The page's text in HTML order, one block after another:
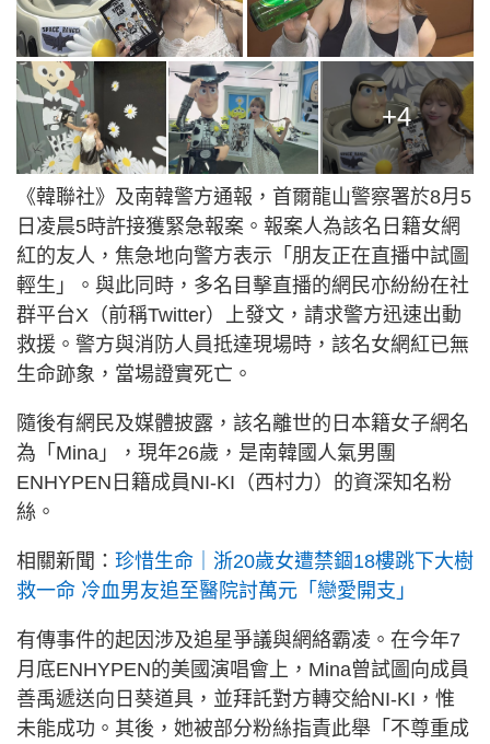
+4
《韓聯社》及南韓警方通報，首爾龍山警察署於8月5
日凌晨5時許接獲緊急報案。報案人為該名日籍女網
紅的友人，焦急地向警方表示「朋友正在直播中試圖
輕生」。與此同時，多名目擊直播的網民亦紛紛在社
群平台X（前稱Twitter）上發文，請求警方迅速出動
救援。警方與消防人員抵達現場時，該名女網紅已無
生命跡象，當場證實死亡。
隨後有網民及媒體披露，該名離世的日本籍女子網名
為「Mina」，現年26歲，是南韓國人氣男團
ENHYPEN日籍成員NI-KI（西村力）的資深知名粉
絲。
相關新聞： 珍惜生命｜浙20歲女遭禁錮18樓跳下大樹
救一命 冷血男友追至醫院討萬元「戀愛開支」
有傳事件的起因涉及追星爭議與網絡霸凌。在今年7
月底ENHYPEN的美國演唱會上，Mina曾試圖向成員
善禹遞送向日葵道具，並拜託對方轉交給NI-KI，惟
未能成功。其後，她被部分粉絲指責此舉「不尊重成